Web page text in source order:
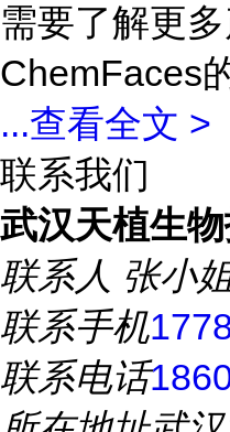
需要了解更
ChemFaces
...查看全文 >
联系我们
武汉天植生
联系人 张小
联系手机
联系电话